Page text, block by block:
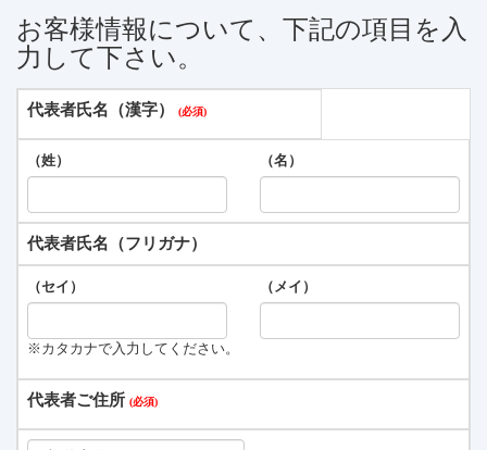
お客様情報について、下記の項目を入
力して下さい。
代表者氏名（漢字）
（姓） （名）
代表者氏名（フリガナ）
（セイ） （メイ）
※カタカナで入力してください。
代表者ご住所